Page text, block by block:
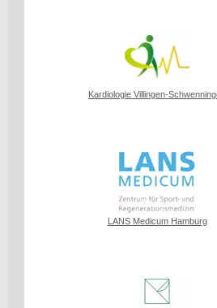
Kardiologie Villingen-
LANS Medicum Hamburg